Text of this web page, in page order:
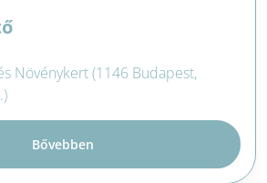
Növénykert (1146 Budapest,
Bővebben